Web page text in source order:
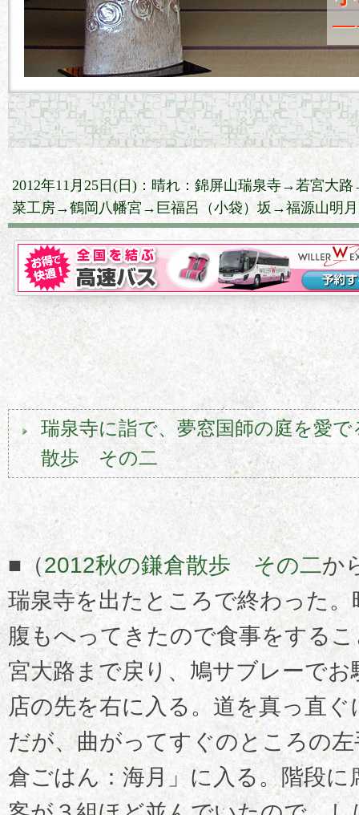
2012年11月25日(日)：晴れ：錦屏山瑞泉寺→若宮大
菜工房→鶴岡八幡宮→巨福呂（小袋）坂→福源山明
瑞泉寺に詣で、夢窓国師の庭を愛
散歩 その二
■（2012秋の鎌倉散歩 その二か
瑞泉寺を出たところで終わった
腹もへってきたので食事をする
宮大路まで戻り、鳩サブレーでお
店の先を右に入る。道を真っ直
だが、曲がってすぐのところの
倉ごはん：海月」に入る。階段